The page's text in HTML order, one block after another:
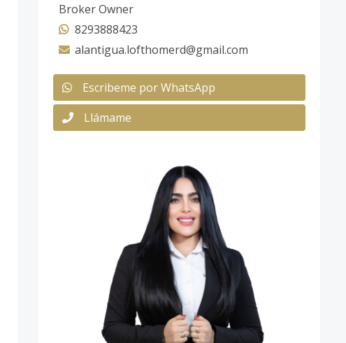
Broker Owner
8293888423
alantigua.lofthomerd@gmail.com
Escribeme por WhatsApp
Llámame